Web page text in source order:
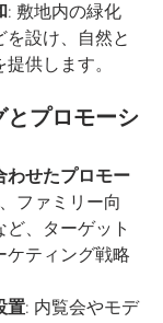
: 敷地内の緑化
設け、自然と
供します。
とプロモーシ
わせたプロモー
ファミリー向
、ターゲット
ケティング戦略
置: 内覧会やモデ